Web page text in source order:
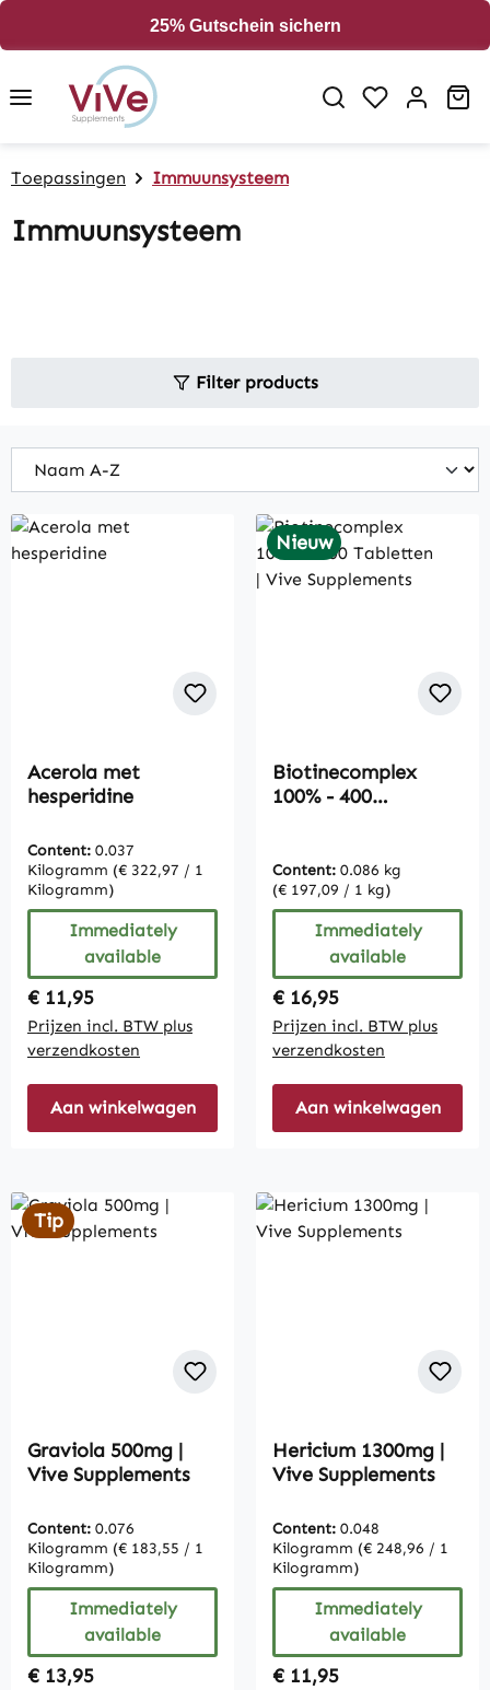
25% Gutschein sichern
Toepassingen Immuunsysteem
Immuunsysteem
Filter products
Acerola met
hesperidine
Content: 0.037
Kilogramm (€ 322,97 / 1
Kilogramm)
Immediately
available
Regular price:
€ 11,95
Prijzen incl. BTW plus
verzendkosten
Aan winkelwagen
Nieuw
Biotinecomplex
100% - 400
Content: 0.086 kg
(€ 197,09 / 1 kg)
Immediately
available
Regular price:
€ 16,95
Prijzen incl. BTW plus
verzendkosten
Aan winkelwagen
Tip
Graviola 500mg |
Vive Supplements
Content: 0.076
Kilogramm (€ 183,55 / 1
Kilogramm)
Immediately
available
Regular price:
€ 13,95
Hericium 1300mg |
Vive Supplements
Content: 0.048
Kilogramm (€ 248,96 / 1
Kilogramm)
Immediately
available
Regular price:
€ 11,95